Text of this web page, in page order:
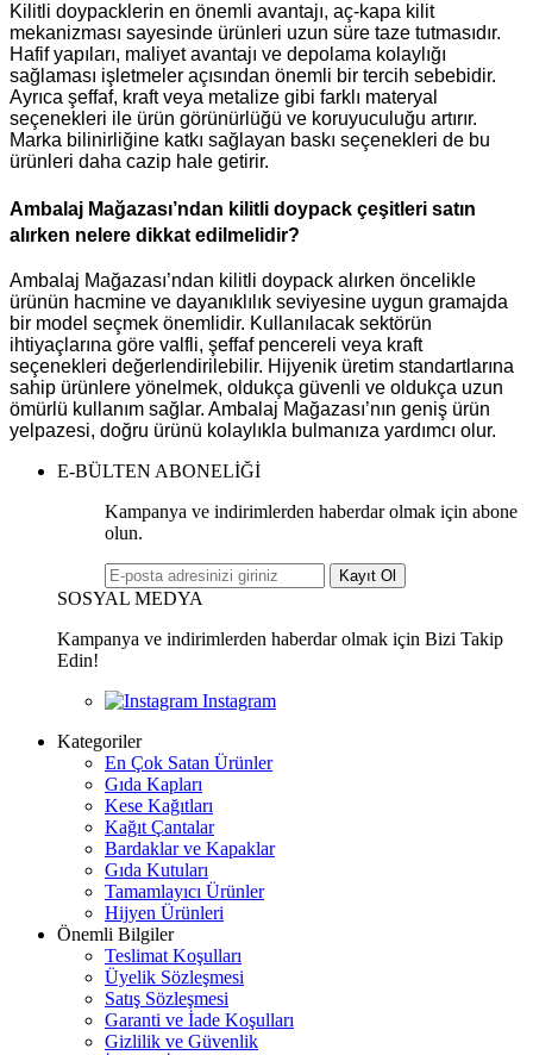
Kilitli doypacklerin en önemli avantajı, aç-kapa kilit
mekanizması sayesinde ürünleri uzun süre taze tutmasıdır.
Hafif yapıları, maliyet avantajı ve depolama kolaylığı
sağlaması işletmeler açısından önemli bir tercih sebebidir.
Ayrıca şeffaf, kraft veya metalize gibi farklı materyal
seçenekleri ile ürün görünürlüğü ve koruyuculuğu artırır.
Marka bilinirliğine katkı sağlayan baskı seçenekleri de bu
ürünleri daha cazip hale getirir.
Ambalaj Mağazası’ndan kilitli doypack çeşitleri satın
alırken nelere dikkat edilmelidir?
Ambalaj Mağazası’ndan kilitli doypack alırken öncelikle
ürünün hacmine ve dayanıklılık seviyesine uygun gramajda
bir model seçmek önemlidir. Kullanılacak sektörün
ihtiyaçlarına göre valfli, şeffaf pencereli veya kraft
seçenekleri değerlendirilebilir. Hijyenik üretim standartlarına
sahip ürünlere yönelmek, oldukça güvenli ve oldukça uzun
ömürlü kullanım sağlar. Ambalaj Mağazası’nın geniş ürün
yelpazesi, doğru ürünü kolaylıkla bulmanıza yardımcı olur.
E-BÜLTEN ABONELİĞİ
Kampanya ve indirimlerden haberdar olmak için abone
olun.
Kayıt Ol
SOSYAL MEDYA
Kampanya ve indirimlerden haberdar olmak için Bizi Takip
Edin!
Kategoriler
En Çok Satan Ürünler
Gıda Kapları
Kese Kağıtları
Kağıt Çantalar
Bardaklar ve Kapaklar
Gıda Kutuları
Tamamlayıcı Ürünler
Hijyen Ürünleri
Önemli Bilgiler
Teslimat Koşulları
Üyelik Sözleşmesi
Satış Sözleşmesi
Garanti ve İade Koşulları
Gizlilik ve Güvenlik